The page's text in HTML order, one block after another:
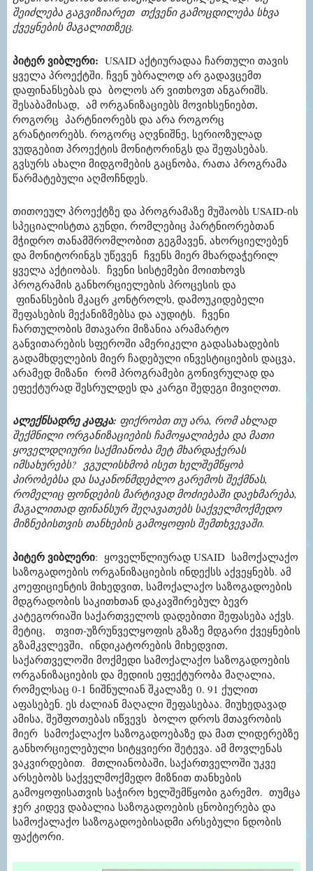
შეიძლება გაგვიზიარეთ თქვენი გამოცდილება სხვა
ქვეყნების მაგალითზეც.
პიტერ ვიბლერი: USAID აქტიურადაა ჩართული თავის
ყველა პროექტში. ჩვენ უბრალოდ არ გადავცემთ
დაფინანსებას და ბოლოს არ ვითხოვთ ანგარიშს.
შესაბამისად, ამ ორგანიზაციებს მოვიხსენიებთ,
როგორც პარტნიორებს და არა როგორც
გრანტიორებს. როგორც აღვნიშნე, სერიოზულად
ვუდგებით პროექტის მონიტორინგს და შეფასებას.
გვსურს ახალი მიდგომების გაცნობა, რათა პროგრამა
წარმატებული აღმოჩნდეს.
თითოეულ პროექტზე და პროგრამაზე მუშაობს USAID-ის
სპეციალისტთა გუნდი, რომლებიც პარტნიორებთან
მჭიდრო თანამშრომლობით გეგმავენ, ახორციელებენ
და მონიტორინგს უწევენ ჩვენს მიერ მხარდაჭერილ
ყველა აქტიობას. ჩვენი სისტემები მოითხოვს
პროგრამის განხორციელების პროცესის და
ფინანსების მკაცრ კონტროლს, დამოუკიდებელი
შეფასების მექანიზმებსა და აუდიტს. ჩვენი
ჩართულობის მთავარი მიზანია არამარტო
განვითარების სფეროში ამერიკელი გადასახადების
გადამხდელების მიერ ჩადებული ინვესტიციების დაცვა,
არამედ მიზანი რომ პროგრამები გონივრულად და
ეფექტურად შესრულდეს და კარგი შედეგი მივიღოთ.
ალექნსადრე კაფკა: ფიქრობთ თუ არა, რომ ახლად
შექმნილი ორგანიზაციების ჩამოყალიბება და მათი
ყოველდღიური საქმიანობა მეტ მხარდაჭერას
იმსახურებს? ვგულისხმობ ისეთ ხელშემწყობ
პირობებსა და საკანონმდებლო გარემოს შექმნას,
რომელიც ფონდების მარტივად მოძიებაში დაეხმარება,
მაგალითად ფინანსურ შეღავათებს საქველმოქმედო
მიზნებისთვის თანხების გამოყოფის შემთხვევაში.
პიტერ ვიბლერი: ყოველწლიურად USAID სამოქალაქო
საზოგადოების ორგანიზაციების ინდექსს აქვეყნებს. ამ
კოეფიციენტის მიხედვით, სამოქალაქო საზოგადოების
მდგრადობის საკითხთან დაკავშირებულ ბევრ
კატეგორიაში საქართველოს დადებითი შეფასება აქვს.
მეტიც, თვით-უზრუნველყოფის გზაზე მდგარი ქვეყნების
გზამკვლევში, ინდიკატორების მიხედვით,
საქართველოში მოქმედი სამოქალაქო საზოგადოების
ორგანიზაციების და მედიის ეფექტურობა მაღალია,
რომელსაც 0-1 ნიშნულიან შკალაზე 0. 91 ქულით
აფასებენ. ეს ძალიან მაღალი შეფასებაა. მიუხედავად
ამისა, შეშფოთებას იწვევს ბოლო დროს მთავრობის
მიერ სამოქალაქო საზოგადოებაზე და მათ ლიდერებზე
განხორციელებული სიტყვიერი შეტევა. ამ მოვლენას
ვაკვირდებით. მთლიანობაში, საქართველოში უკვე
არსებობს საქველმოქმედო მიზნით თანხების
გამოყოფისათვის საჭირო ხელშემწყობი გარემო. თუმცა
ჯერ კიდევ დაბალია საზოგადოების ცნობიერება და
სამოქალაქო საზოგადოებისადმი არსებული ნდობის
ფაქტორი.